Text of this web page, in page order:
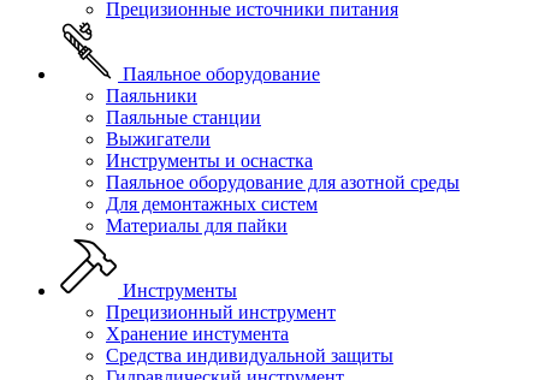
Прецизионные источники питания
Паяльное оборудование
Паяльники
Паяльные станции
Выжигатели
Инструменты и оснастка
Паяльное оборудование для азотной среды
Для демонтажных систем
Материалы для пайки
Инструменты
Прецизионный инструмент
Хранение инстумента
Средства индивидуальной защиты